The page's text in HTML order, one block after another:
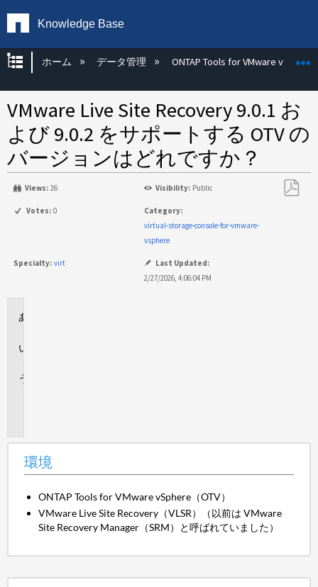
Knowledge Base
グローバル階層を展開/折りたたむ
ホーム データ管理 ONTAP Tools for VMware vSphere
VMware Live Site Recovery 9.0.1 お
よび 9.0.2 をサポートする OTV の
バージョンはどれですか？
Views: 26 Visibility: Public
Votes: 0
Category:
virtual-storage-console-for-vmware-
vsphere
Specialty: virt
Last Updated:
2/27/2026, 4:06:04 PM
環境
ONTAP Tools for VMware vSphere（OTV）
VMware Live Site Recovery（VLSR）（以前は VMware
Site Recovery Manager（SRM）と呼ばれていました）